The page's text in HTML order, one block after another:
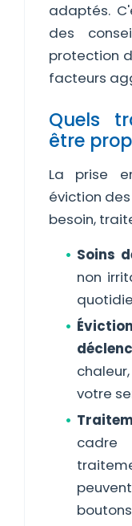
adaptés.
des
protection
facteurs
Quels
être
La prise
éviction
besoin,
Soins
non
votre